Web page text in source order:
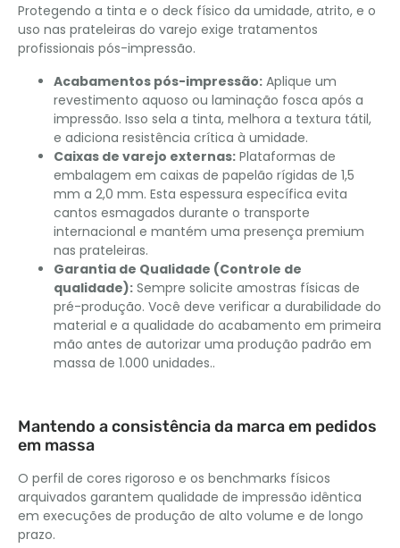
Protegendo a tinta e o deck físico da umidade, atrito, e o
uso nas prateleiras do varejo exige tratamentos
profissionais pós-impressão.
Acabamentos pós-impressão: Aplique um
revestimento aquoso ou laminação fosca após a
impressão. Isso sela a tinta, melhora a textura tátil,
e adiciona resistência crítica à umidade.
Caixas de varejo externas: Plataformas de
embalagem em caixas de papelão rígidas de 1,5
mm a 2,0 mm. Esta espessura específica evita
cantos esmagados durante o transporte
internacional e mantém uma presença premium
nas prateleiras.
Garantia de Qualidade (Controle de
qualidade): Sempre solicite amostras físicas de
pré-produção. Você deve verificar a durabilidade do
material e a qualidade do acabamento em primeira
mão antes de autorizar uma produção padrão em
massa de 1.000 unidades..
Mantendo a consistência da marca em pedidos
em massa
O perfil de cores rigoroso e os benchmarks físicos
arquivados garantem qualidade de impressão idêntica
em execuções de produção de alto volume e de longo
prazo.